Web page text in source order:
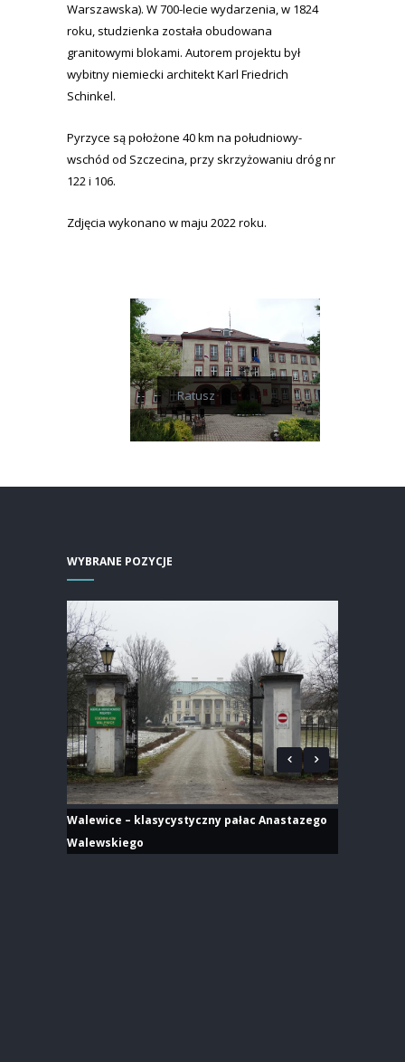
Warszawska). W 700-lecie wydarzenia, w 1824
roku, studzienka została obudowana
granitowymi blokami. Autorem projektu był
wybitny niemiecki architekt Karl Friedrich
Schinkel.
Pyrzyce są położone 40 km na południowy-
wschód od Szczecina, przy skrzyżowaniu dróg nr
122 i 106.
Zdjęcia wykonano w maju 2022 roku.
Ratusz
WYBRANE POZYCJE
Walewice – klasycystyczny pałac Anastazego
Walewskiego